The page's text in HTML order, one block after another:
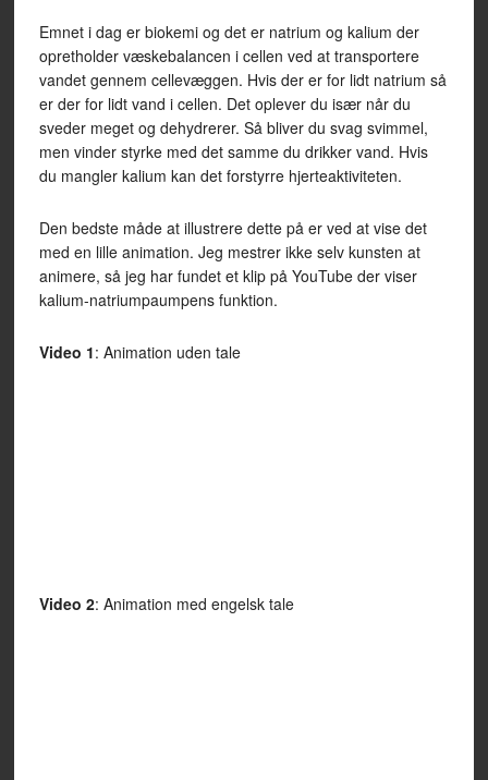
Emnet i dag er biokemi og det er natrium og kalium der
opretholder væskebalancen i cellen ved at transportere
vandet gennem cellevæggen. Hvis der er for lidt natrium så
er der for lidt vand i cellen. Det oplever du især når du
sveder meget og dehydrerer. Så bliver du svag svimmel,
men vinder styrke med det samme du drikker vand. Hvis
du mangler kalium kan det forstyrre hjerteaktiviteten.
Den bedste måde at illustrere dette på er ved at vise det
med en lille animation. Jeg mestrer ikke selv kunsten at
animere, så jeg har fundet et klip på YouTube der viser
kalium-natriumpaumpens funktion.
Video 1: Animation uden tale
Video 2: Animation med engelsk tale